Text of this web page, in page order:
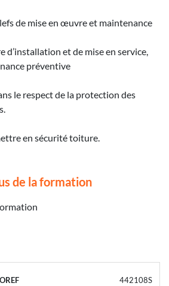
de mise en œuvre et maintenance
d’installation et de mise en service,
préventive
le respect de la protection des
en sécurité toiture.
de la formation
442108S